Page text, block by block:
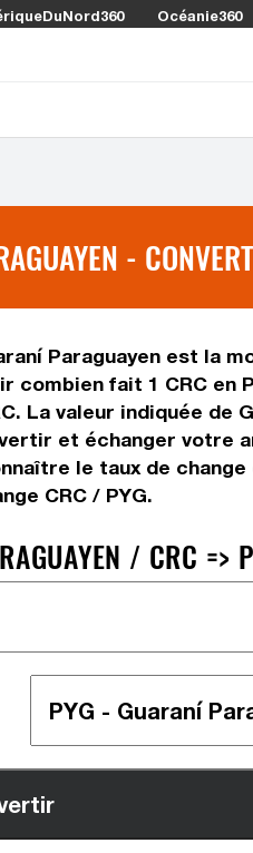
Océanie360
-
Paraguayen est la
combien fait 1 CRC en
La valeur indiquée de
et échanger votre
le taux de change
CRC / PYG.
/ CRC =>